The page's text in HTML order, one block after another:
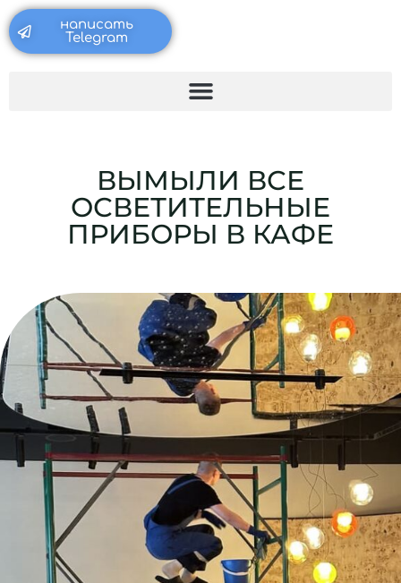
Перейти
содержимому
написать
Telegram
ВЫМЫЛИ ВСЕ
ОСВЕТИТЕЛЬНЫЕ
ПРИБОРЫ В КАФЕ